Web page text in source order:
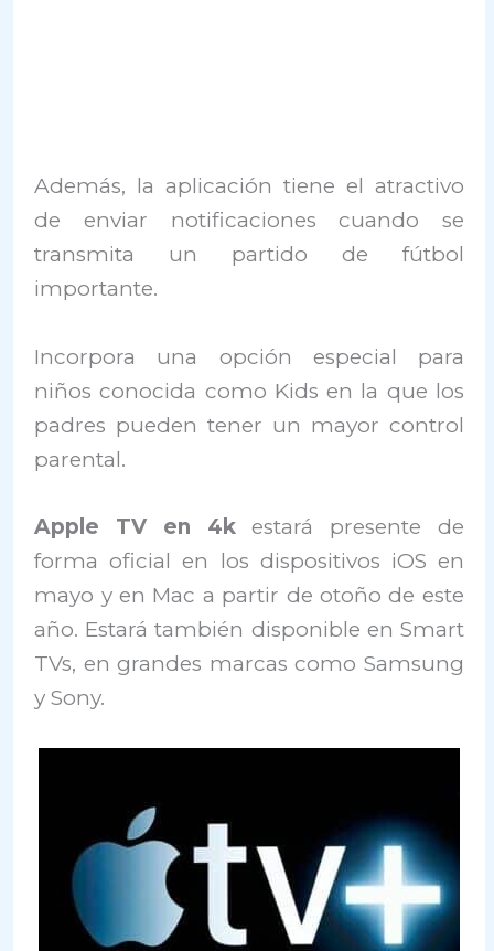
Además, la aplicación tiene el atractivo
de enviar notificaciones cuando se
transmita un partido de fútbol
importante.
Incorpora una opción especial para
niños conocida como Kids en la que los
padres pueden tener un mayor control
parental.
Apple TV en 4kestará presente de
forma oficial en los dispositivos iOS en
mayo y en Mac a partir de otoño de este
año. Estará también disponible en Smart
TVs, en grandes marcas como Samsung
y Sony.